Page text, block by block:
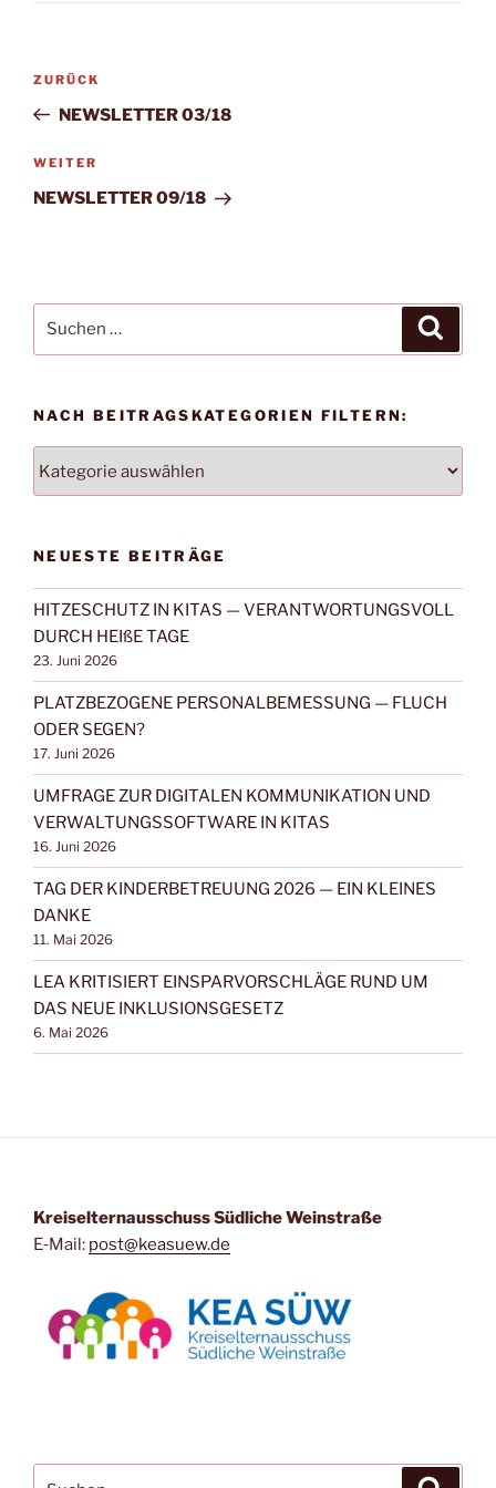
Beitragsnavigation
Vorheriger
Beitrag
ZURÜCK
NEWSLETTER 03/18
Nächster
Beitrag
WEITER
NEWSLETTER 09/18
nach:
NACH BEITRAGSKATEGORIEN FILTERN:
BEITRAGSKATEGORIEN
NEUESTE BEITRÄGE
HITZESCHUTZ IN KITAS — VERANTWORTUNGSVOLL
DURCH HEIßE TAGE
23. Juni 2026
PLATZBEZOGENE PERSONALBEMESSUNG — FLUCH
ODER SEGEN?
17. Juni 2026
UMFRAGE ZUR DIGITALEN KOMMUNIKATION UND
VERWALTUNGSSOFTWARE IN KITAS
16. Juni 2026
TAG DER KINDERBETREUUNG 2026 — EIN KLEINES
DANKE
11. Mai 2026
LEA KRITISIERT EINSPARVORSCHLÄGE RUND UM
DAS NEUE INKLUSIONSGESETZ
6. Mai 2026
Kreis­eltern­aus­schuss Süd­li­che Weinstraße
E‑Mail: post@keasuew.de